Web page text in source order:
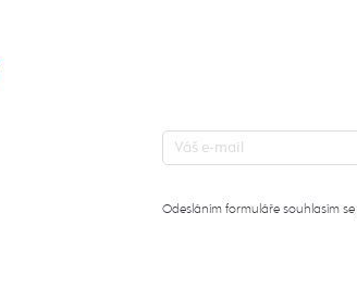
Odesláním formuláře souhlasím se